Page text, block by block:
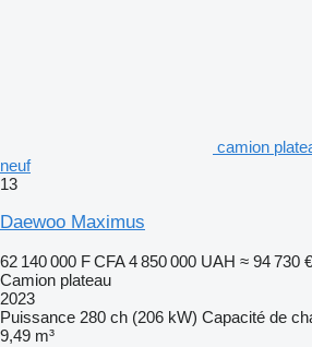
camion
neuf
13
Daewoo Maximus
62 140 000 F CFA 4 850 000 UAH ≈ 94 730 €
Camion plateau
2023
Puissance 280 ch (206 kW) Capacité de
9,49 m³